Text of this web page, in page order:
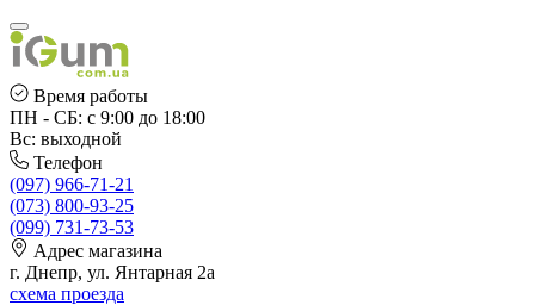
Время работы
ПН - СБ: с 9:00 до 18:00
Вс: выходной
Телефон
(097) 966-71-21
(073) 800-93-25
(099) 731-73-53
Адрес магазина
г. Днепр, ул. Янтарная 2а
схема проезда